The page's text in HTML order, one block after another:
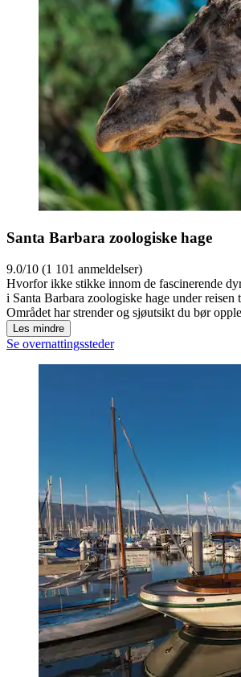
Santa Barbara zoologiske hage
9.0/10 (1 101 anmeldelser)
Hvorfor ikke stikke innom de fascinerende
i Santa Barbara zoologiske hage under reisen
Området har strender og sjøutsikt du bør
Les mindre
Se overnattingssteder